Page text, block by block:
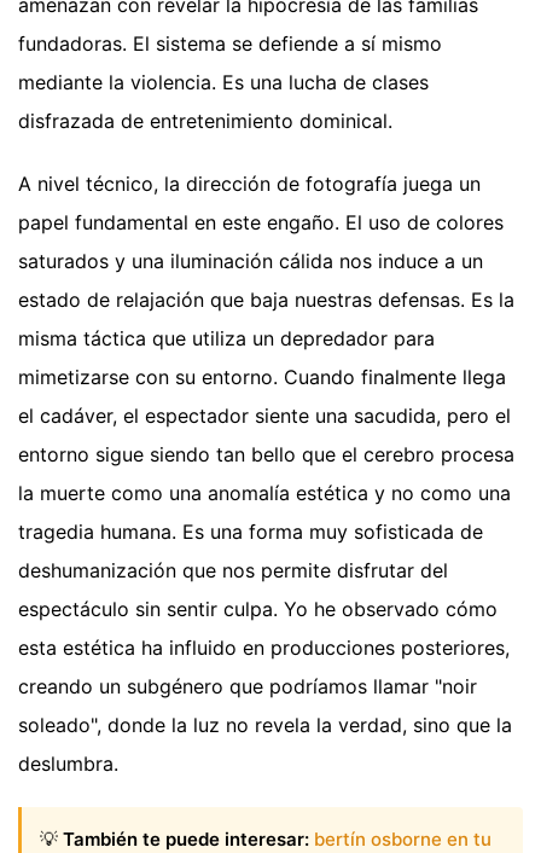
amenazan con revelar la hipocresía de las familias
fundadoras. El sistema se defiende a sí mismo
mediante la violencia. Es una lucha de clases
disfrazada de entretenimiento dominical.
A nivel técnico, la dirección de fotografía juega un
papel fundamental en este engaño. El uso de colores
saturados y una iluminación cálida nos induce a un
estado de relajación que baja nuestras defensas. Es la
misma táctica que utiliza un depredador para
mimetizarse con su entorno. Cuando finalmente llega
el cadáver, el espectador siente una sacudida, pero el
entorno sigue siendo tan bello que el cerebro procesa
la muerte como una anomalía estética y no como una
tragedia humana. Es una forma muy sofisticada de
deshumanización que nos permite disfrutar del
espectáculo sin sentir culpa. Yo he observado cómo
esta estética ha influido en producciones posteriores,
creando un subgénero que podríamos llamar "noir
soleado", donde la luz no revela la verdad, sino que la
deslumbra.
💡 También te puede interesar: bertín osborne en tu